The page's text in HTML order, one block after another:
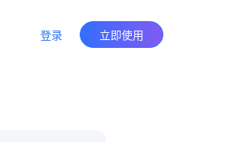
登录 立即使用